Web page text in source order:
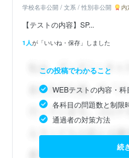
学校名非公開 / 文系 / 性別非公開 内
【テストの内容】SP...
1人が「いいね・保存」しました
この投稿でわかること
WEBテストの内容・科
各科目の問題数と制限
通過者の対策方法
続